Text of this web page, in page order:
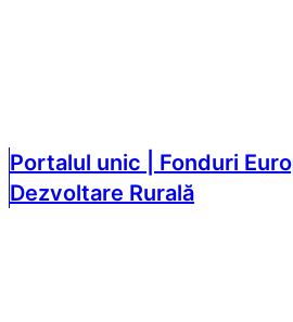
Portalul unic | Fonduri
Dezvoltare Rurală